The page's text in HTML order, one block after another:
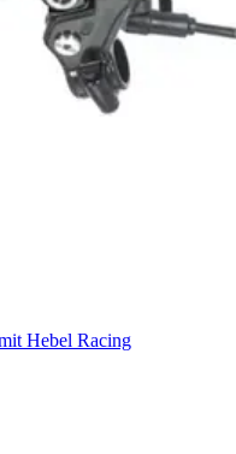
Hebel Racing